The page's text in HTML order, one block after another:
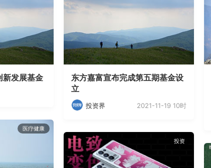
新发展基金
东方嘉富宣布完成第五期基金设
立
投资界 2021-11-19 10时
医疗健康
投资